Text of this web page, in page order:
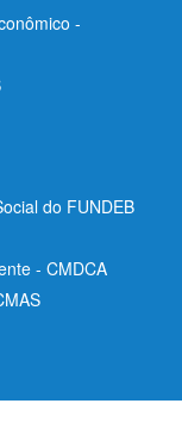
-
do FUNDEB
- CMDCA